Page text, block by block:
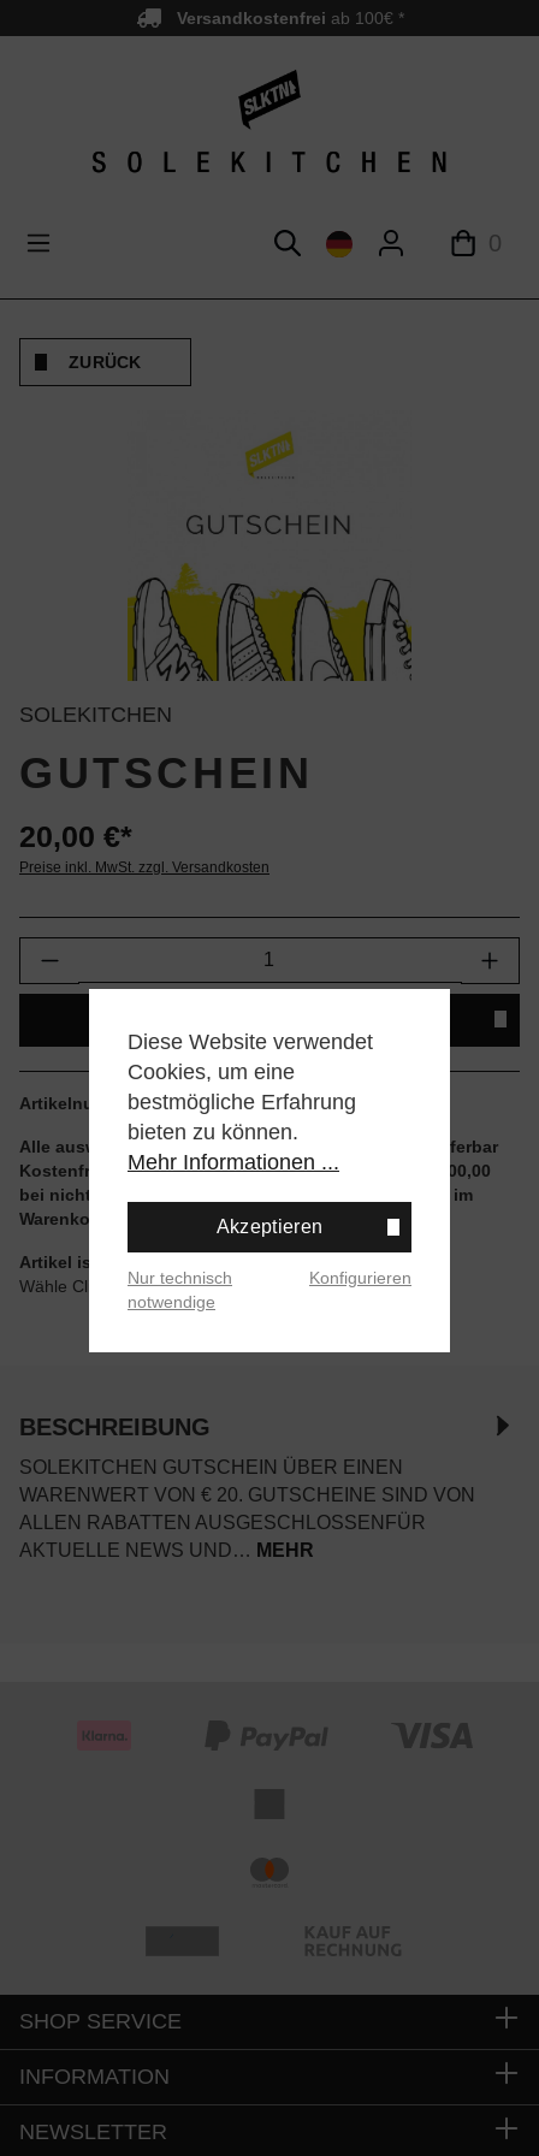
springen Versandkostenfrei ab 100€ *
0
ZURÜCK
SOLEKITCHEN
GUTSCHEIN
20,00 €*
Preise inkl. MwSt. zzgl. Versandkosten
Produkt Anzahl: Gib den gewünschten
Artikelnummer:gts20
Alle auswählbaren Größen und Artikel sind sofort lieferbar
Kostenfreier Versand ab einem Einkaufswert von € 100,00
bei nicht reduzierten Artikeln und ohne Aktionscode im
Warenkorb
Artikel ist wie angegeben im Store verfügbar
Wähle Click & Collect beim Checkout
BESCHREIBUNG
SOLEKITCHEN GUTSCHEIN ÜBER EINEN
WARENWERT VON € 20. GUTSCHEINE SIND VON
ALLEN RABATTEN AUSGESCHLOSSENFÜR
AKTUELLE NEWS UND… MEHR
SHOP SERVICE
INFORMATION
NEWSLETTER
Diese Website verwendet
Cookies, um eine
bestmögliche Erfahrung
bieten zu können.
Mehr Informationen ...
Akzeptieren
Nur technisch
notwendige
Konfigurieren